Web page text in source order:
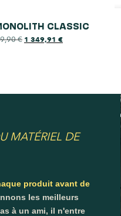
CLASSIC
€ 1 349,91 €
MATÉRIEL DE
produit avant de
les meilleurs
à un ami, il n'entre